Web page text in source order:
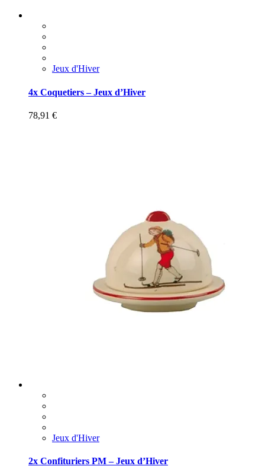
Jeux d'Hiver
4x Coquetiers – Jeux d’Hiver
78,91 €
Jeux d'Hiver
2x Confituriers PM – Jeux d’Hiver